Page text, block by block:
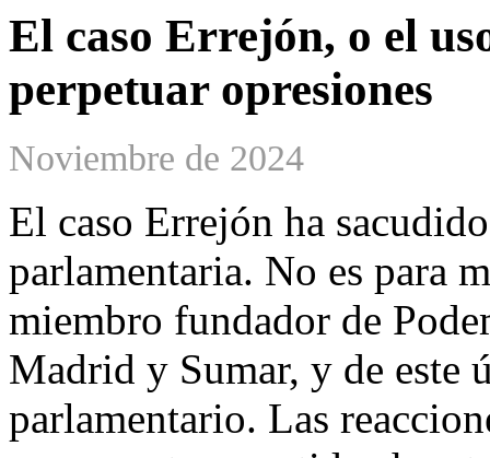
El caso Errejón, o el
perpetuar opresiones
Noviembre de 2024
El caso Errejón ha
parlamentaria. No es para
miembro fundador de
Madrid y Sumar, y de este
parlamentario. Las